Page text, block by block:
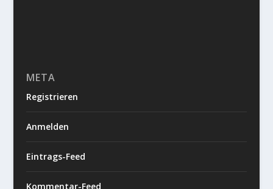
META
Registrieren
Anmelden
Eintrags-Feed
Kommentar-Feed